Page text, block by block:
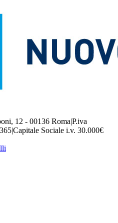
12 - 00136 Roma|P.iva
|Capitale Sociale i.v. 30.000€